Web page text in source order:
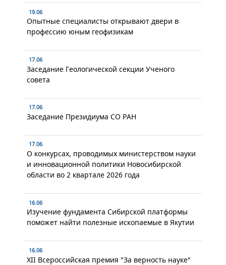
19.06
Опытные специалисты открывают двери в
профессию юным геофизикам
17.06
Заседание Геологической секции Ученого
совета
17.06
Заседание Президиума СО РАН
17.06
О конкурсах, проводимых министерством науки
и инновационной политики Новосибирской
области во 2 квартале 2026 года
16.06
Изучение фундамента Сибирской платформы
поможет найти полезные ископаемые в Якутии
16.06
XII Всероссийская премия "За верность науке"